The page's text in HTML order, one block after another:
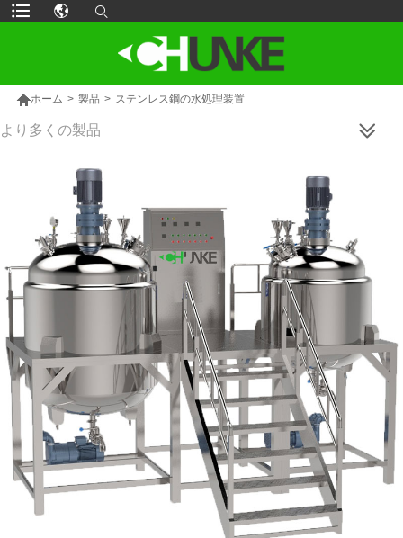
ホーム > 製品 > ステンレス鋼の水処理装置
より多くの製品